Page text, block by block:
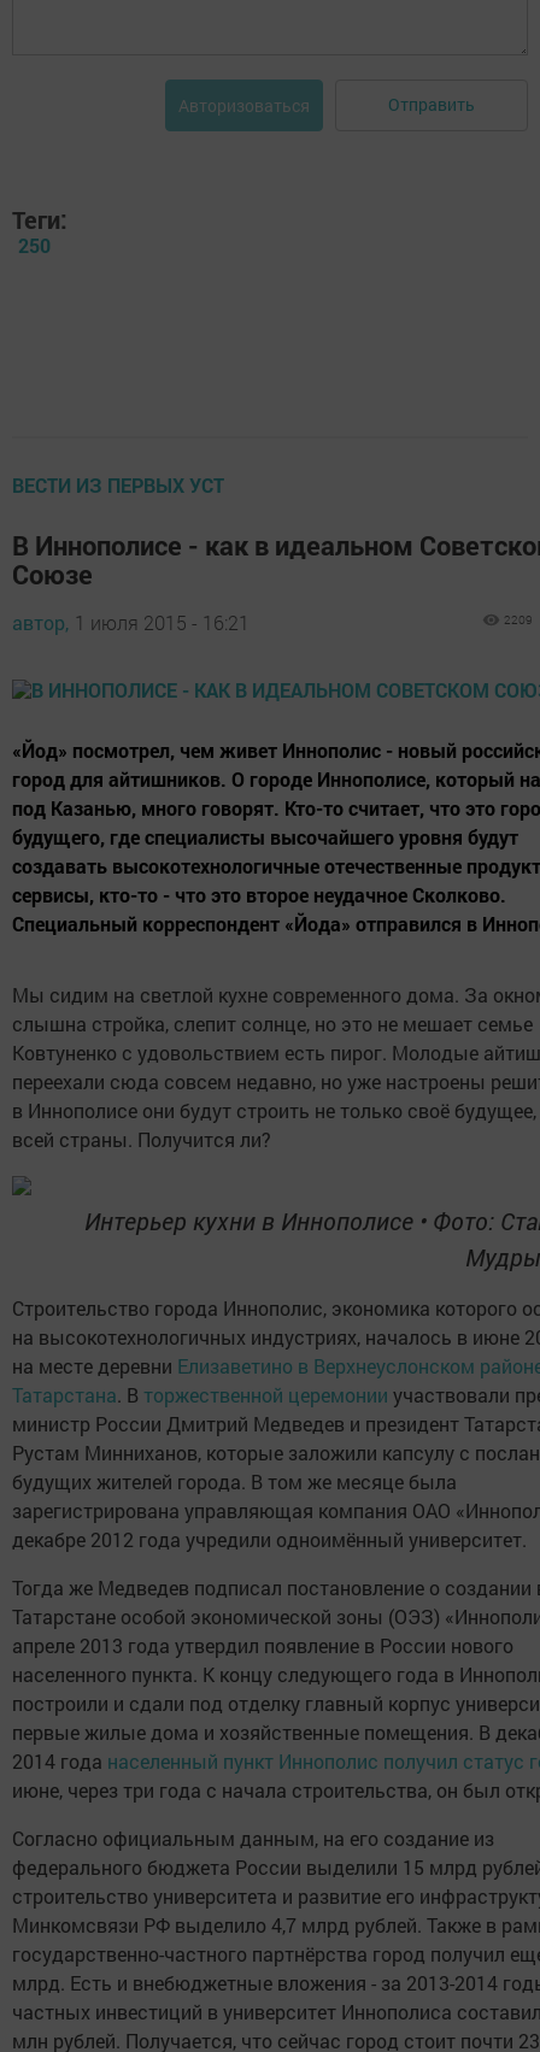
Авторизоваться Отправить
Теги:
250
ВЕСТИ ИЗ ПЕРВЫХ УСТ
В Иннополисе - как в идеальном
Союзе
автор, 1 июля 2015 - 16:21 2209
«Йод» посмотрел, чем живет Иннополис - новый
город для айтишников. О городе Иннополисе, который
под Казанью, много говорят. Кто-то считает, что это
будущего, где специалисты высочайшего уровня будут
создавать высокотехнологичные отечественные
сервисы, кто-то - что это второе неудачное Сколково.
Специальный корреспондент «Йода» отправился в
Мы сидим на светлой кухне современного дома. За
слышна стройка, слепит солнце, но это не мешает семье
Ковтуненко с удовольствием есть пирог. Молодые
переехали сюда совсем недавно, но уже настроены
в Иннополисе они будут строить не только своё
всей страны. Получится ли?
Интерьер кухни в Иннополисе • Фото:
Строительство города Иннополис, экономика которого
на высокотехнологичных индустриях, началось в июне
на месте деревни Елизаветино в Верхнеуслонском
Татарстана. В торжественной церемонии участвовали
министр России Дмитрий Медведев и президент
Рустам Минниханов, которые заложили капсулу с
будущих жителей города. В том же месяце была
зарегистрирована управляющая компания ОАО
декабре 2012 года учредили одноимённый университет.
Тогда же Медведев подписал постановление о создании
Татарстане особой экономической зоны (ОЭЗ)
апреле 2013 года утвердил появление в России нового
населенного пункта. К концу следующего года в
построили и сдали под отделку главный корпус
первые жилые дома и хозяйственные помещения. В
2014 года населенный пункт Иннополис получил статус
июне, через три года с начала строительства, он был
Согласно официальным данным, на его создание из
федерального бюджета России выделили 15 млрд
строительство университета и развитие его
Минкомсвязи РФ выделило 4,7 млрд рублей. Также в
государственно-частного партнёрства город получил
млрд. Есть и внебюджетные вложения - за 2013-2014
частных инвестиций в университет Иннополиса
млн рублей. Получается, что сейчас город стоит почти